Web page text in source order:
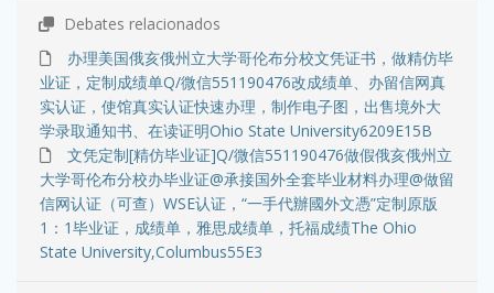
Debates relacionados
办理美国俄亥俄州立大学哥伦布分校文凭证书，做精仿毕
业证，定制成绩单Q/微信551190476改成绩单、办留信网真
实认证，使馆真实认证快速办理，制作电子图，出售境外大
学录取通知书、在读证明Ohio State University6209E15B
文凭定制[精仿毕业证]Q/微信551190476做假俄亥俄州立
大学哥伦布分校办毕业证@承接国外全套毕业材料办理@做留
信网认证（可查）WSE认证，“一手代辦國外文憑”定制原版
1：1毕业证，成绩单，雅思成绩单，托福成绩The Ohio
State University,Columbus55E3